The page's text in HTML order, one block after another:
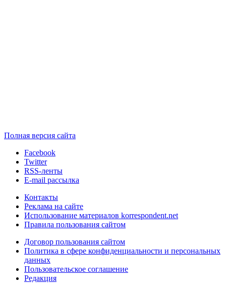
Полная версия сайта
Facebook
Twitter
RSS-ленты
E-mail рассылка
Контакты
Реклама на сайте
Использование материалов korrespondent.net
Правила пользования сайтом
Договор пользования сайтом
Политика в сфере конфиденциальности и персональных
данных
Пользовательское соглашение
Редакция